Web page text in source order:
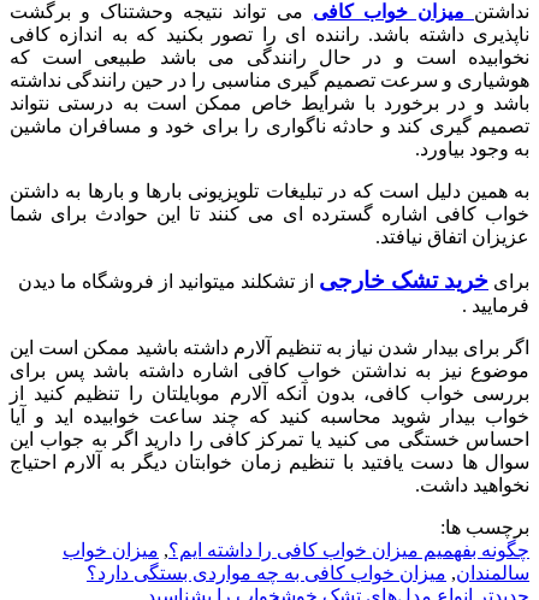
نداشتن میزان خواب کافی می تواند نتیجه وحشتناک و برگشت
ناپذیری داشته باشد. راننده ای را تصور بکنید که به اندازه کافی
نخوابیده است و در حال رانندگی می باشد طبیعی است که
هوشیاری و سرعت تصمیم گیری مناسبی را در حین رانندگی نداشته
باشد و در برخورد با شرایط خاص ممکن است به درستی نتواند
تصمیم گیری کند و حادثه ناگواری را برای خود و مسافران ماشین
به وجود بیاورد.
به همین دلیل است که در تبلیغات تلویزیونی بارها و بارها به داشتن
خواب کافی اشاره گسترده ای می کنند تا این حوادث برای شما
عزیزان اتفاق نیافتد.
برای خرید تشک خارجی از تشکلند میتوانید از فروشگاه ما دیدن
فرمایید .
اگر برای بیدار شدن نیاز به تنظیم آلارم داشته باشید ممکن است این
موضوع نیز به نداشتن خواب کافی اشاره داشته باشد پس برای
بررسی خواب کافی، بدون آنکه آلارم موبایلتان را تنظیم کنید از
خواب بیدار شوید محاسبه کنید که چند ساعت خوابیده اید و آیا
احساس خستگی می کنید یا تمرکز کافی را دارید اگر به جواب این
سوال ها دست یافتید با تنظیم زمان خوابتان دیگر به آلارم احتیاج
نخواهید داشت.
برچسب ها:
چگونه بفهمیم میزان خواب کافی را داشته ایم؟, میزان خواب
سالمندان, میزان خواب کافی به چه مواردی بستگی دارد؟